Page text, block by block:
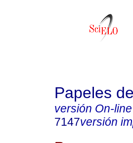
Papeles
versión On-line
7147versión